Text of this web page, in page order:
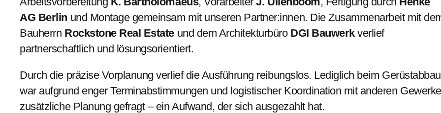
AG Berlin und Montage gemeinsam mit unseren Partner:innen. Die Zusammenarbeit mit
Bauherrn Rockstone Real Estateund dem Architekturbüro DGI Bauwerkverlief
partnerschaftlich und lösungsorientiert.
Durch die präzise Vorplanung verlief die Ausführung reibungslos. Lediglich beim Gerüstabbau
war aufgrund enger Terminabstimmungen und logistischer Koordination mit anderen
zusätzliche Planung gefragt – ein Aufwand, der sich ausgezahlt hat.